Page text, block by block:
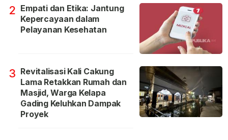
2 Empati dan Etika: Jantung
Kepercayaan dalam
Pelayanan Kesehatan
3 Revitalisasi Kali Cakung
Lama Retakkan Rumah dan
Masjid, Warga Kelapa
Gading Keluhkan Dampak
Proyek